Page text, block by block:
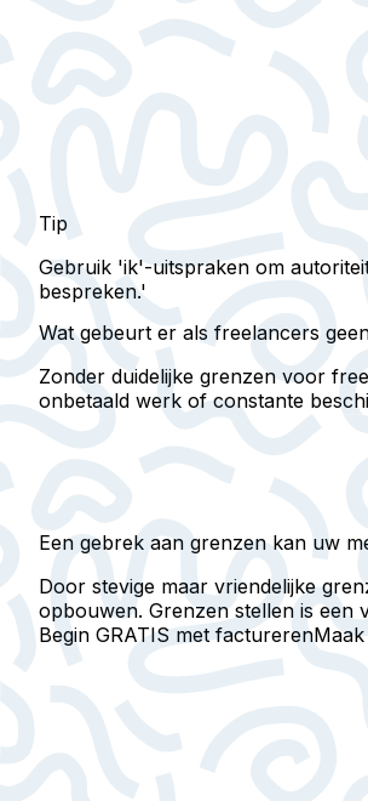
Tip
Gebruik 'ik'-uitspraken om
bespreken.'
Wat gebeurt er als freelancers
Zonder duidelijke grenzen voor
onbetaald werk of constante
Een gebrek aan grenzen kan uw
Door stevige maar vriendelijke
opbouwen. Grenzen stellen is een
Begin GRATIS met factureren